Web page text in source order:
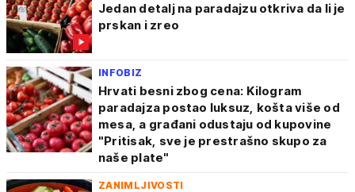
Jedan detalj na paradajzu otkriva da li je
prskan i zreo
INFOBIZ
Hrvati besni zbog cena: Kilogram
paradajza postao luksuz, košta više od
mesa, a građani odustaju od kupovine
"Pritisak, sve je prestrašno skupo za
naše plate"
ZANIMLJIVOSTI